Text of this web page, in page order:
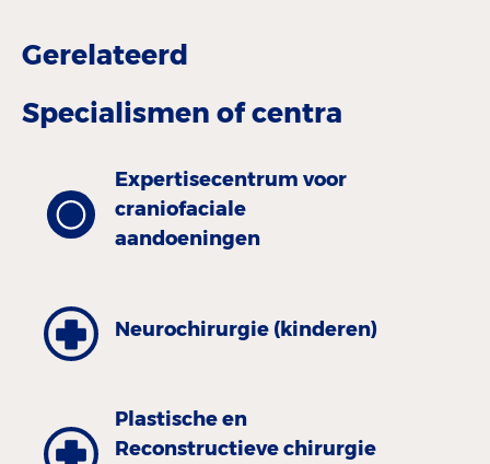
Gerelateerd
Specialismen of centra
Expertisecentrum voor
craniofaciale
aandoeningen
Neurochirurgie (kinderen)
Plastische en
Reconstructieve chirurgie